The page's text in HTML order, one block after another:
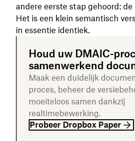
andere eerste stap gehoord:
Het is een klein semantisch
in essentie identiek.
Houd uw DMAIC-
samenwerkend
Maak een duidelijk
proces, beheer de
moeiteloos samen dankzij
realtimebewerking.
Probeer Dropbox Paper